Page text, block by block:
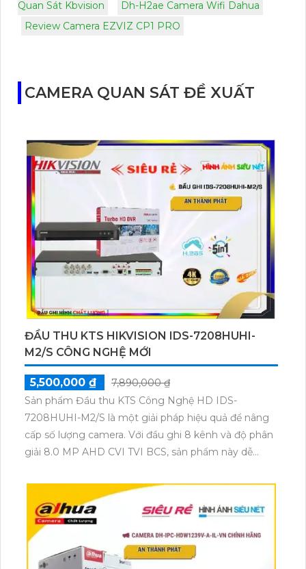
Quan Sát Kbvision
Dh-H2ae Camera Wifi Dahua
Review Camera EZVIZ CP1 PRO
CAMERA QUAN SÁT ĐỀ XUẤT
ĐẦU THU KTS HIKVISION IDS-7208HUHI-
M2/S CÔNG NGHỆ MỚI
5,500,000 ₫
7,890,000 ₫
Sản phẩm Đầu thu KTS Công Nghệ HD IDS-
7208HUHI-M2/S là một giải pháp hiệu quả để nâng
cấp số lượng camera. Với đầu ghi 8 kênh và độ phân
giải 8.0 MP AHD CVI TVI BCS, sản phẩm này dễ
Sản phẩm phù hợp cho các công trình và mang lại
chất lượng hình ảnh tuyệt vời ngay cả trong bóng
tối, nhờ khả năng ghi hình sắc nét và hỗ trợ thêm 16
camera IP.